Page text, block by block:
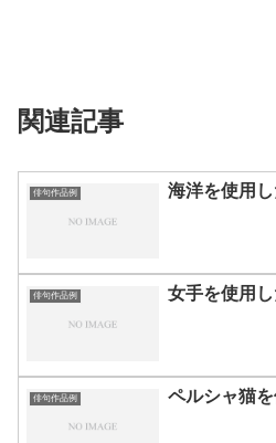
関連記事
俳句作品例 海洋を使用
俳句作品例 女手を使用
俳句作品例 ペルシャ猫